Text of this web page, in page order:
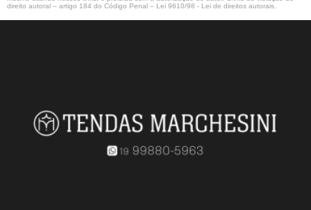
direito autoral – artigo 184 do Código Penal – Lei 9610/98 - Lei de direitos autorais